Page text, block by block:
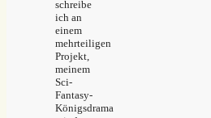
schreibe
ich an
einem
mehrteiligen
Projekt,
meinem
Sci-
Fantasy-
Königsdrama